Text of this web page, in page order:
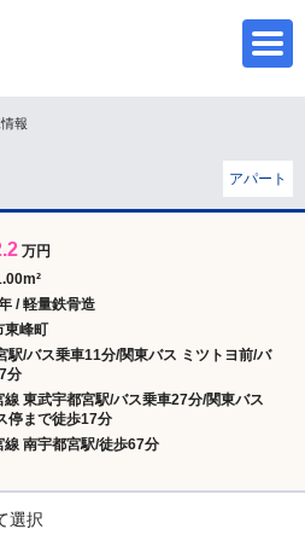
報
アパート
万円
/ 軽量鉄骨造
東峰町
駅/バス乗車11分/関東バス ミツトヨ前/バ
分
東武宇都宮駅/バス乗車27分/関東バス
停まで徒歩17分
線 南宇都宮駅/徒歩67分
選択